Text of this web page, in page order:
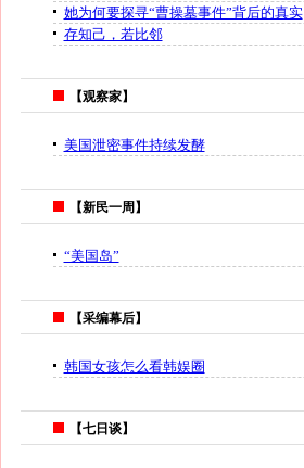
她为何要探寻“曹操墓事件”背后的真实
存知己，若比邻
【观察家】
美国泄密事件持续发酵
【新民一周】
“美国岛”
【采编幕后】
韩国女孩怎么看韩娱圈
【七日谈】